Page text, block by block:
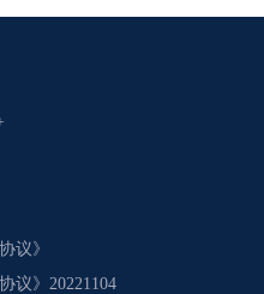
议》
议》20221104